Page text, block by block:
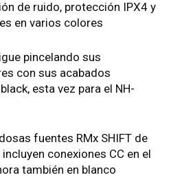
de ruido, protección IPX4 y
en varios colores
pincelando sus
con sus acabados
esta vez para el NH-
fuentes RMx SHIFT de
incluyen conexiones CC en el
también en blanco